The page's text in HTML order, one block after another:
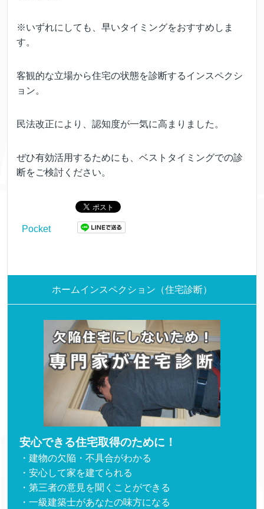
※いずれにしても、早いタイミングをおすすめしま
す。
客観的な立場から住宅の状態を診断するインスペクシ
ョン。
民法改正により、認知度が一気に高まりました。
ぜひ有効活用するためにも、ベストタイミングでの診
断をご検討ください。
Pocket
ホームインスペクション（住宅診断）
安心できる住宅取得のために！
・建物の欠陥・不具合がわかる
・安心して家を建てられる
・第三者の意見を聞くことができる
・一級建築士があなたの味方になる